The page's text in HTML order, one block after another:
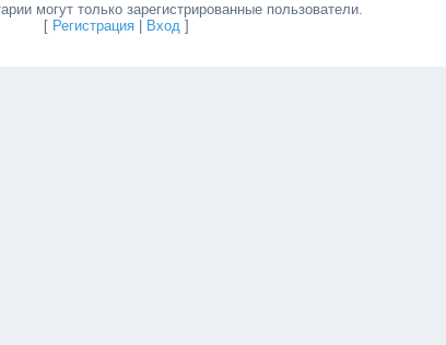
могут только зарегистрированные пользователи.
[ Регистрация Вход ]